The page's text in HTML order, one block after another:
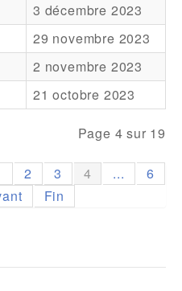
3 décembre 2023
29 novembre 2023
2 novembre 2023
21 octobre 2023
Page 4 sur 19
2 3 4 ...
6
Fin